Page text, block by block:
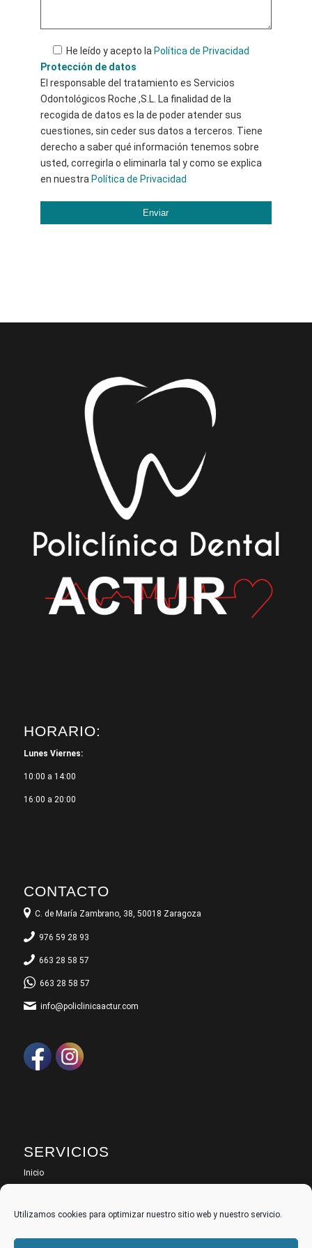
Utilizamos cookies para optimizar nuestro sitio web y nuestro servicio.
He leído y acepto la Política de Privacidad
Protección de datos
El responsable del tratamiento es Servicios
Odontológicos Roche ,S.L. La finalidad de la
recogida de datos es la de poder atender sus
cuestiones, sin ceder sus datos a terceros. Tiene
derecho a saber qué información tenemos sobre
usted, corregirla o eliminarla tal y como se explica
en nuestra Política de Privacidad
HORARIO:
Lunes Viernes:
10:00 a 14:00
16:00 a 20:00
CONTACTO
C. de María Zambrano, 38, 50018 Zaragoza
976 59 28 93
663 28 58 57
663 28 58 57
info@policlinicaactur.com
SERVICIOS
Inicio
Contacto